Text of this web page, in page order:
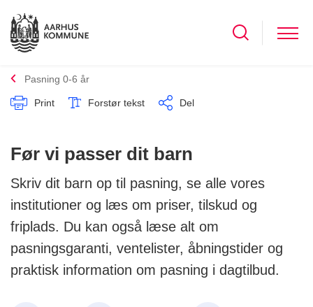
Pasning 0-6 år
Print Forstør tekst Del
Før vi passer dit barn
Skriv dit barn op til pasning, se alle vores
institutioner og læs om priser, tilskud og
friplads. Du kan også læse alt om
pasningsgaranti, ventelister, åbningstider og
praktisk information om pasning i dagtilbud.